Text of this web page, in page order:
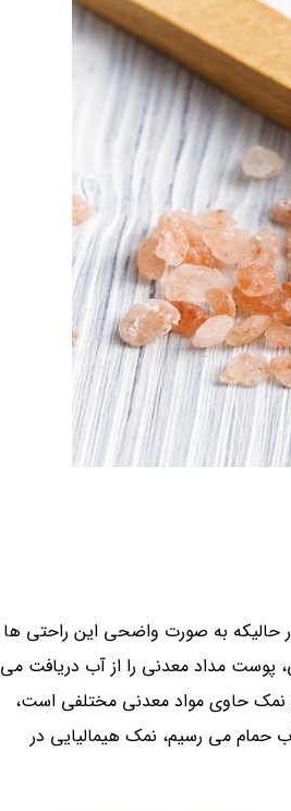
به صورت واضحی این راحتی ها
مداد معدنی را از آب دریافت می
نمک حاوی مواد معدنی مختلفی است،
حمام می رسیم، نمک هیمالیایی در